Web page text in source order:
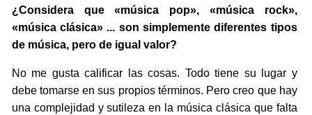
¿Considera que «música pop», «música rock»,
«música clásica» ... son simplemente diferentes tipos
de música, pero de igual valor?
No me gusta calificar las cosas. Todo tiene su lugar y
debe tomarse en sus propios términos. Pero creo que hay
una complejidad y sutileza en la música clásica que falta